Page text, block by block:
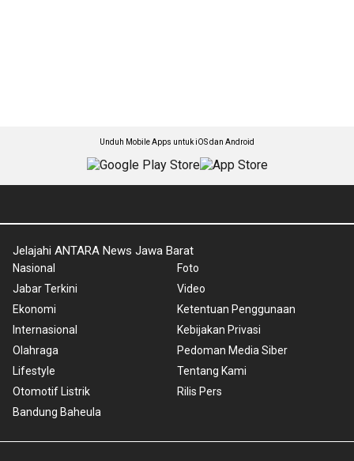
Unduh Mobile Apps untuk iOS dan Android
Jelajahi ANTARA News Jawa Barat
Nasional
Jabar Terkini
Ekonomi
Internasional
Olahraga
Lifestyle
Otomotif Listrik
Bandung Baheula
Foto
Video
Ketentuan Penggunaan
Kebijakan Privasi
Pedoman Media Siber
Tentang Kami
Rilis Pers